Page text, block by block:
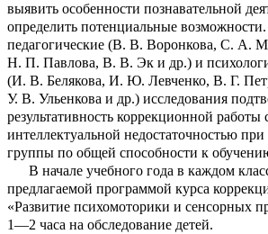
выявить особенности познавательной
определить потенциальные
педагогические (В. В. Воронкова, С. А.
Н. П. Павлова, В. В. Эк и др.) и
(И. В. Белякова, И. Ю. Левченко, В. Г.
У. В. Ульенкова и др.) исследования
результативность коррекционной
интеллектуальной недостаточностью
группы по общей способности к
В начале учебного года в каждом
предлагаемой программой курса
«Развитие психомоторики и сенсорных
1—2 часа на обследование детей.